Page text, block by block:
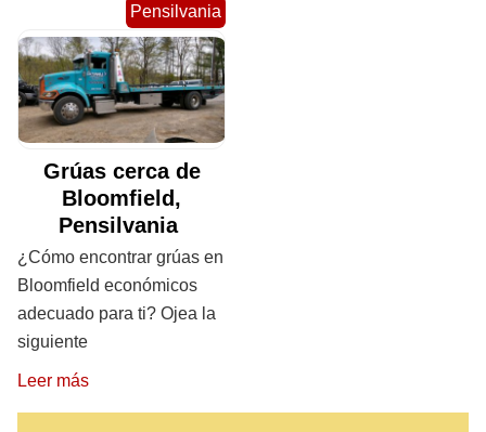
Pensilvania
Grúas cerca de
Bloomfield,
Pensilvania
¿Cómo encontrar grúas en
Bloomfield económicos
adecuado para ti? Ojea la
siguiente
Leer más